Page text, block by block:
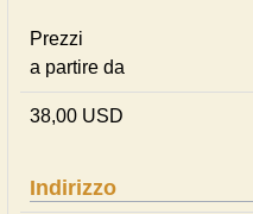
Prezzi
a partire da
38,00 USD
Indirizzo